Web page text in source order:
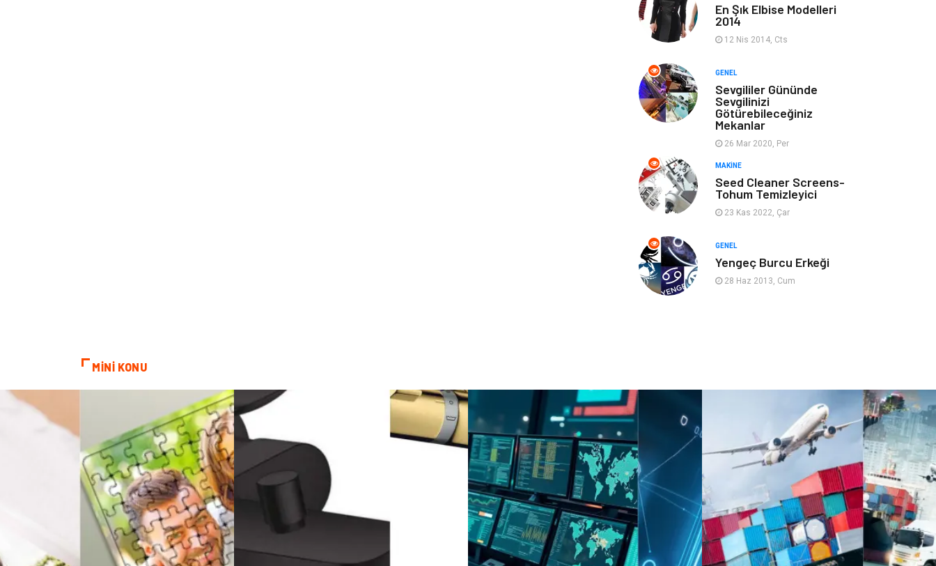
Anne & Çocuk
Ev İşleri
Gençlik & Eğlence Aksesuar
Spor
Evlilik Rehberi
Astroloji
Kaçırmayın
sağlıklı beslenme Spor Malzemeleri
Bebek Giyim
En Şık Elbise Modelleri
2014
12 Nis 2014, Cts
GENEL
Sevgililer Gününde
Sevgilinizi
Götürebileceğiniz
Mekanlar
26 Mar 2020, Per
MAKINE
Seed Cleaner Screens-
Tohum Temizleyici
23 Kas 2022, Çar
GENEL
Yengeç Burcu Erkeği
28 Haz 2013, Cum
MİNİ KONU